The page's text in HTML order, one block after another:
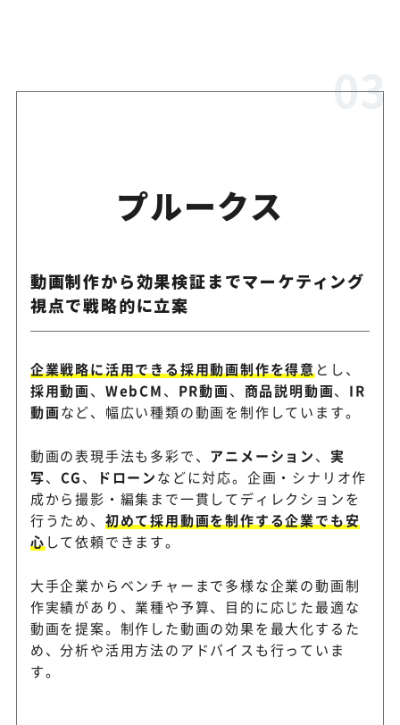
プルークス
動画制作から効果検証までマーケティング
視点で戦略的に立案
企業戦略に活用できる採用動画制作を得意 とし、
採用動画、 WebCM、 PR動画、 商品説明動画、 IR
動画など、幅広い種類の動画を制作しています。
動画の表現手法も多彩で、 アニメーション、 実
写、 CG、 ドローンなどに対応。企画・シナリオ作
成から撮影・編集まで一貫してディレクションを
行うため、 初めて採用動画を制作する企業でも安
心 して依頼できます。
大手企業からベンチャーまで多様な企業の動画制
作実績があり、業種や予算、目的に応じた最適な
動画を提案。制作した動画の効果を最大化するた
め、分析や活用方法のアドバイスも行っていま
す。